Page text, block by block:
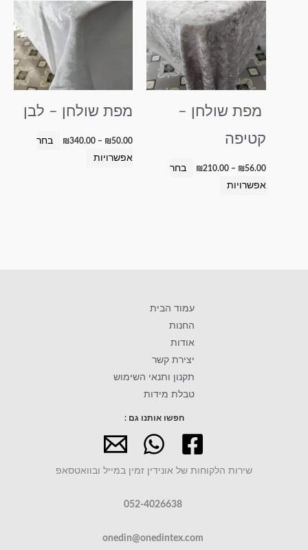
מפת שולחן –
קטיפה
₪56.00
–
₪210.00
טווח
מחירים:
עד
⁦₪210.00⁩
בחר
אפשרויות
למוצר
זה
יש
מספר
סוגים.
לבחור
בעמוד
מפת שולחן – לבן
₪50.00
–
₪340.00
טווח
מחירים:
בחר
אפשרויות
למוצר
מספר
סוגים.
לבחור
האפשרויות
עמוד הבית
החנות
אודות
יצירת קשר
תקנון ותנאי השימוש
טבלת מידות
חפשו אותנו גם :
שירות הלקוחות של אונידין זמין במייל ובוואטסאפ